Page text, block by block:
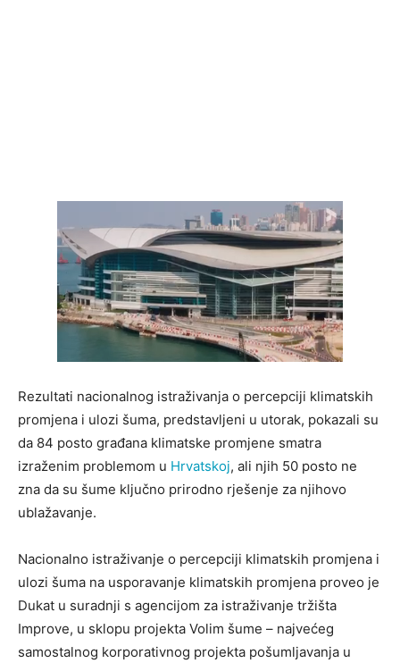
Rezultati nacionalnog istraživanja o percepciji klimatskih
promjena i ulozi šuma, predstavljeni u utorak, pokazali su
da 84 posto građana klimatske promjene smatra
izraženim problemom u Hrvatskoj, ali njih 50 posto ne
zna da su šume ključno prirodno rješenje za njihovo
ublažavanje.
Nacionalno istraživanje o percepciji klimatskih promjena i
ulozi šuma na usporavanje klimatskih promjena proveo je
Dukat u suradnji s agencijom za istraživanje tržišta
Improve, u sklopu projekta Volim šume – najvećeg
samostalnog korporativnog projekta pošumljavanja u